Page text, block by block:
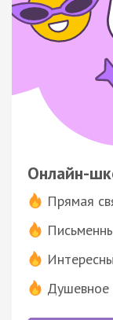
Онлайн-
Прямая
Душевное